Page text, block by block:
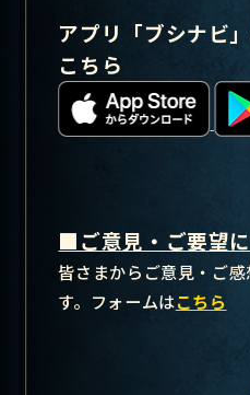
アプリ「ブシナビ
こちら
■ご意見・ご要望
皆さまからご意見・ご
す。フォームはこちら